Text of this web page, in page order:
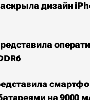
дизайн
на 9000